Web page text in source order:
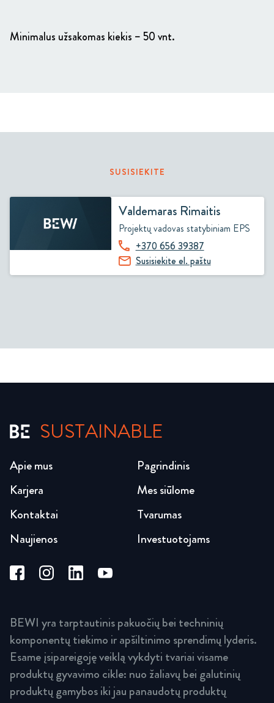
Minimalus užsakomas kiekis – 50 vnt.
SUSISIEKITE
Valdemaras Rimaitis
Projektų vadovas statybiniam EPS
+370 656 39387
Susisiekite el. paštu
SUSTAINABLE
Pagrindinis
Mes siūlome
Tvarumas
Investuotojams
Karjera
Kontaktai
Naujienos
Apie mus
BEWI yra tarptautinis pakuočių bei techninių
komponentų tiekimo ir apšiltinimo sprendimų lyderis.
Esame įsipareigoję veiklą vykdyti tvariai visame
produktų gyvavimo cikle: nuo žaliavų bei galutinių
produktų gamybos iki jau panaudotų produktų